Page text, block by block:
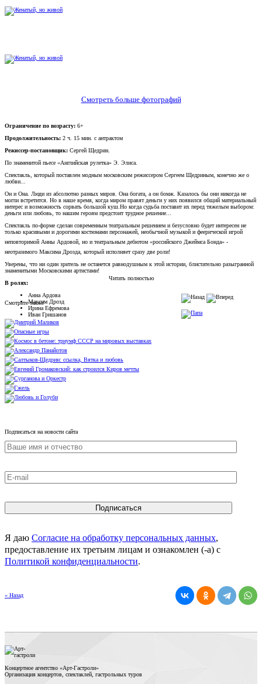
Смотреть больше фотографий
Ограничение по возрасту: 6+
Продолжительность: 2 ч. 15 мин. с антрактом
Режиссер-постановщик: Сергей Щедрин.
По знаменитой пьесе «Английская рулетка» Э. Элиса.
Спектакль, который поставлен модным московским режиссером Сергеем Щедриным, конечно же о
любви...
Он и Она. Люди из абсолютно разных миров. Она богата, а он бомж. Казалось бы они никогда не
могли встретится. Но в наше время, когда миром правят деньги у них появился общий материальный
интерес и возможность сорвать большой куш.Но когда судьба поставит их перед тяжелым выбором:
деньги или любовь, то нашим героям предстоит трудное решение...
Спектакль по-форме сделан современным театральным решением и безусловно будет интересен не
только красивыми и дорогими костюмами персонажей, необычной музыкой и феерической игрой
неповторимой Анны Ардовой, но и театральным дебютом «российского Джеймса Бонда» -
неотразимого Максима Дрозда, который исполняет сразу две роли!
Уверены, что ни один зритель не останется равнодушным к этой истории, блистательно разыгранной
знаменитыми Московскими артистами!
В ролях:
Анна Ардова
Максим Дрозд
Ирина Ефремова
Иван Гришанов
Читать полностью
Смотрите также
Подписаться на новости сайта
Я даю Согласие на обработку персональных данных,
предоставление их третьим лицам и ознакомлен (-а) c
Политикой конфиденциальности.
« Назад
Концертное агентство «Арт-Гастроли»
Организация концертов, спектаклей, гастрольных туров